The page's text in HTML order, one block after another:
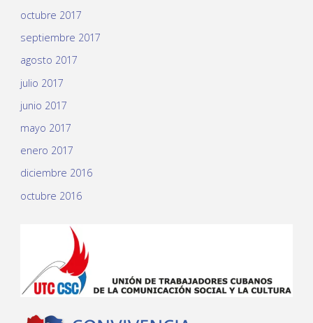
octubre 2017
septiembre 2017
agosto 2017
julio 2017
junio 2017
mayo 2017
enero 2017
diciembre 2016
octubre 2016